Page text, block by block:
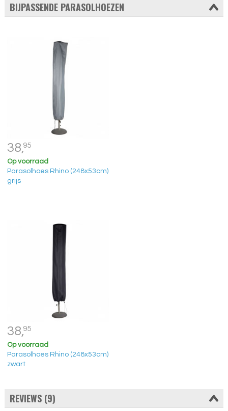
BIJPASSENDE PARASOLHOEZEN
38,95
Op voorraad
Parasolhoes Rhino (248x53cm)
grijs
38,95
Op voorraad
Parasolhoes Rhino (248x53cm)
zwart
REVIEWS (9)